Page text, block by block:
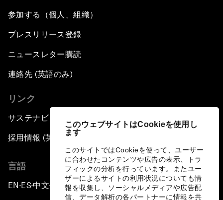
このウェブサイトはCookieを使用し
ます
このサイトではCookieを使って、ユーザー
に合わせたコンテンツや広告の表示、トラ
フィックの分析を行っています。またユー
ザーによるサイトの利用状況についても情
報を収集し、ソーシャルメディアや広告配
信、データ解析の各パートナーに情報を共
参加する（個人、組織）
プレスリリース登録
ニュースレター購読
連絡先 (英語のみ)
リンク
サステナビリティへの取り組み
採用情報 (英語のみ)
言語
EN ▪ES▪中文▪ 日本語